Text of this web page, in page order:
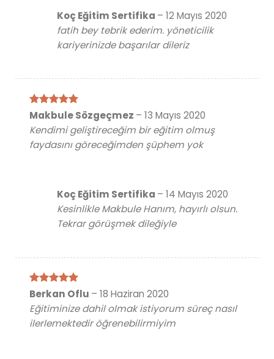
Koç Eğitim Sertifika – 12 Mayıs 2020
fatih bey tebrik ederim. yöneticilik
kariyerinizde başarılar dileriz
5 üzerinden
Makbule Sözgeçmez – 13 Mayıs 2020
Kendimi geliştireceğim bir eğitim olmuş
faydasını göreceğimden şüphem yok
Koç Eğitim Sertifika – 14 Mayıs 2020
Kesinlikle Makbule Hanım, hayırlı olsun.
Tekrar görüşmek dileğiyle
5 üzerinden
Berkan Oflu – 18 Haziran 2020
Eğitiminize dahil olmak istiyorum süreç nasıl
ilerlemektedir öğrenebilirmiyim